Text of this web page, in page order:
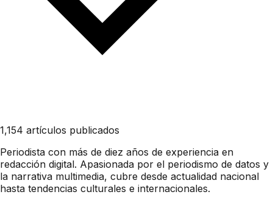
1,154 artículos publicados
Periodista con más de diez años de experiencia en
redacción digital. Apasionada por el periodismo de datos y
la narrativa multimedia, cubre desde actualidad nacional
hasta tendencias culturales e internacionales.